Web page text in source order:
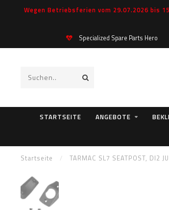
Wegen Betriebsferien vom 29.07.2026 bis
Specialized Spare Parts Hero
STARTSEITE ANGEBOTE
Startseite / TARMAC SL7 SEATPOST, DI2